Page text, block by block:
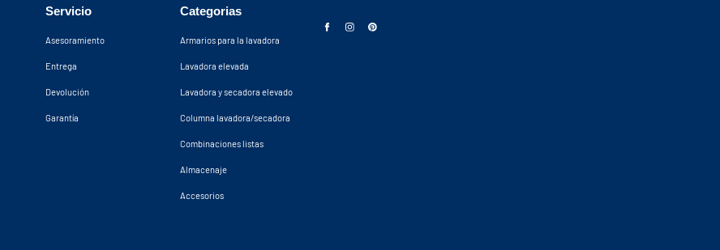
Servicio
Asesoramiento
Entrega
Devolución
Garantía
Categorias
Armarios para la lavadora
Lavadora elevada
Lavadora y secadora elevado
Columna lavadora/secadora
Combinaciones listas
Almacenaje
Accesorios